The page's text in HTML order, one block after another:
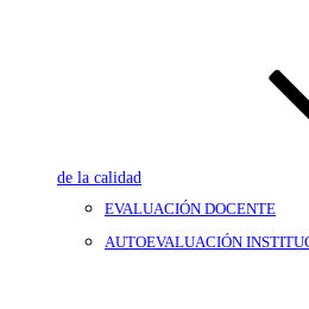
de la calidad
EVALUACIÓN DOCENTE
AUTOEVALUACIÓN